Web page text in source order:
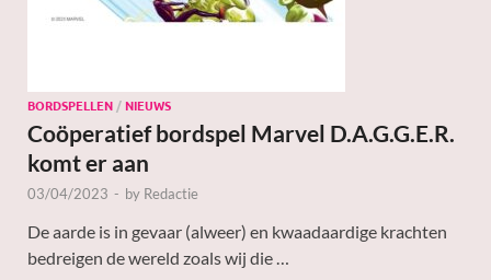
BORDSPELLEN /NIEUWS
Coöperatief bordspel Marvel D.A.G.G.E.R.
komt er aan
03/04/2023 - by Redactie
De aarde is in gevaar (alweer) en kwaadaardige krachten
bedreigen de wereld zoals wij die …